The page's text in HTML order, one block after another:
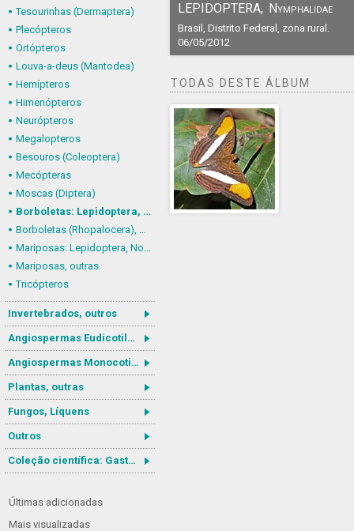
Tesourinhas (Dermaptera)
Plecópteros
Ortópteros
Louva-a-deus (Mantodea)
Hemípteros
Himenópteros
Neurópteros
Megalopteros
Besouros (Coleoptera)
Mecópteras
Moscas (Diptera)
Borboletas: Lepidoptera, Nymphalidae
Borboletas (Rhopalocera), outras
Mariposas: Lepidoptera, Noctuoidea
Mariposas, outras
Tricópteros
Invertebrados, outros
Angiospermas Eudicotiledôneas
Angiospermas Monocotiledôneas
Plantas, outras
Fungos, Líquens
Outros
Coleção científica: Gastrotricha
Últimas adicionadas
Mais visualizadas
LEPIDOPTERA, Nymphalidae
Brasil, Distrito Federal, zona rural.
06/05/2012
TODAS DESTE ÁLBUM